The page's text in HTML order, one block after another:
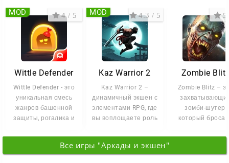
Wittle Defender
Wittle Defender - это
уникальная смесь
жанров башенной
защиты, рогалика и
стратегии. В
4 / 5
MOD
Kaz Warrior 2
Kaz Warrior 2 –
динамичный экшен с
элементами RPG, где
вы воплощаете роль
Каз,
4.3 / 5
MOD
Zombie
Zombie Blitz –
зомби-шутер,
который
скорости
5
Все игры "Аркады и экшен"